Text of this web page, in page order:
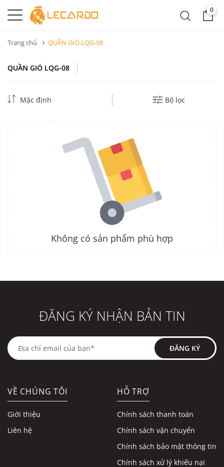
0
Trang chủ QUẦN GIÓ LQG-08
QUẦN GIÓ LQG-08
Mặc định Bộ lọc
Không có sản phẩm phù hợp
ĐĂNG KÝ NHẬN BẢN TIN
ĐĂNG KÝ
VỀ CHÚNG TÔI
Giới thiệu
Liên hệ
HỖ TRỢ
Chính sách thanh toán
Chính sách vận chuyển
Chính sách bảo mật thông tin
Chính sách xử lý khiếu nại